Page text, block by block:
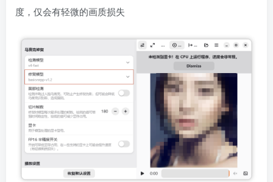
度，仅会有轻微的画质损失